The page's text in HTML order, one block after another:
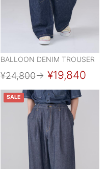
BALLOON DENIM TROUSER
¥24,800→ ¥19,840
SALE